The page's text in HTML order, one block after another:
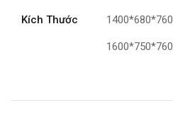
Kích Thước 1400*680*760
1600*750*760